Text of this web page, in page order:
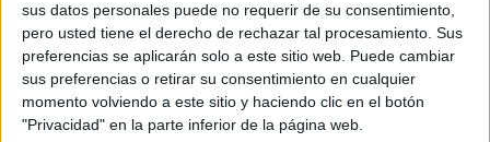
sus datos personales puede no requerir de su consentimiento,
pero usted tiene el derecho de rechazar tal procesamiento. Sus
preferencias se aplicarán solo a este sitio web. Puede cambiar
sus preferencias o retirar su consentimiento en cualquier
momento volviendo a este sitio y haciendo clic en el botón
"Privacidad" en la parte inferior de la página web.
SÍGUENOS EN FACEBOOK